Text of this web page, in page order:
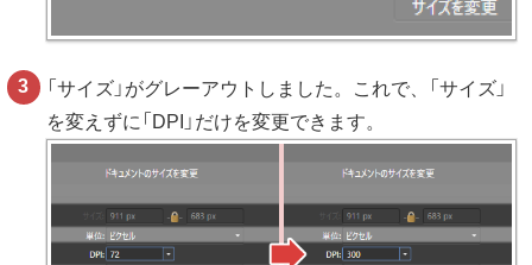
「サイズ」がグレーアウトしました。これで、「サイズ」
を変えずに「DPI」だけを変更できます。